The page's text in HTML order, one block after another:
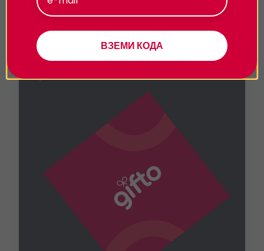
Избери универсален ваучер
Купи универсална гифт карта - ти избираш
стойността, а получателят избира своето
ВЗЕМИ КОДА